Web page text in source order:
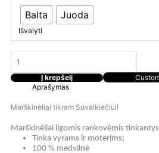
Balta Juoda
Išvalyti
Į krepšelį
Aprašymas
Marškinėliai tikram Suvalkiečiui!
Marškinėliai ilgomis rankovėmis
Tinka vyrams ir moterims;
100% medvilnė